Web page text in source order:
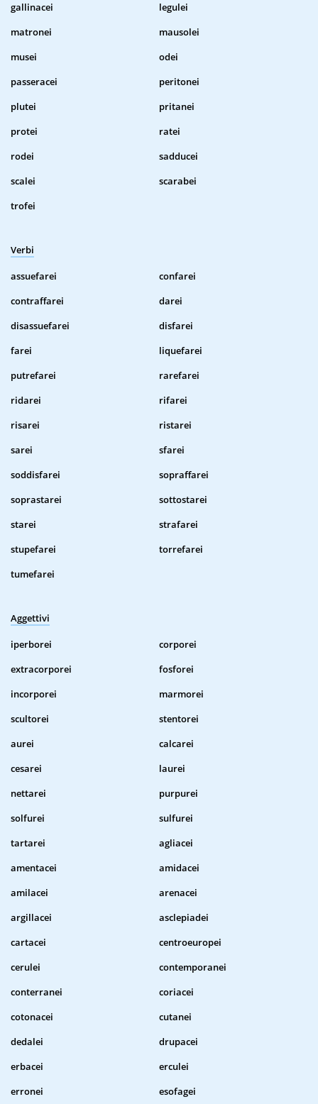
gallinacei
legulei
matronei
mausolei
musei
odei
passeracei
peritonei
plutei
pritanei
protei
ratei
rodei
sadducei
scalei
scarabei
trofei
Verbi
assuefarei
confarei
contraffarei
darei
disassuefarei
disfarei
farei
liquefarei
putrefarei
rarefarei
ridarei
rifarei
risarei
ristarei
sarei
sfarei
soddisfarei
sopraffarei
soprastarei
sottostarei
starei
strafarei
stupefarei
torrefarei
tumefarei
Aggettivi
iperborei
corporei
extracorporei
fosforei
incorporei
marmorei
scultorei
stentorei
aurei
calcarei
cesarei
laurei
nettarei
purpurei
solfurei
sulfurei
tartarei
agliacei
amentacei
amidacei
amilacei
arenacei
argillacei
asclepiadei
cartacei
centroeuropei
cerulei
contemporanei
conterranei
coriacei
cotonacei
cutanei
dedalei
drupacei
erbacei
erculei
erronei
esofagei